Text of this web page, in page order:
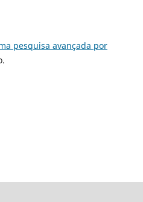
pesquisa avançada por